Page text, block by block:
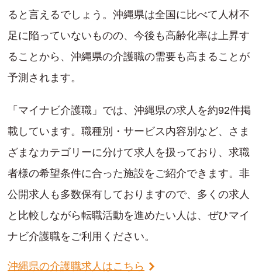
ると言えるでしょう。沖縄県は全国に比べて人材不
足に陥っていないものの、今後も高齢化率は上昇す
ることから、沖縄県の介護職の需要も高まることが
予測されます。
「マイナビ介護職」では、沖縄県の求人を約92件掲
載しています。職種別・サービス内容別など、さま
ざまなカテゴリーに分けて求人を扱っており、求職
者様の希望条件に合った施設をご紹介できます。非
公開求人も多数保有しておりますので、多くの求人
と比較しながら転職活動を進めたい人は、ぜひマイ
ナビ介護職をご利用ください。
沖縄県の介護職求人はこちら